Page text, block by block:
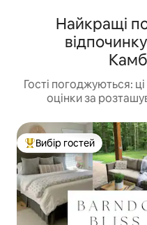
Найкращі
Гості погоджуються:
оцінки за
Топ вибір гостей
Вибір гостей